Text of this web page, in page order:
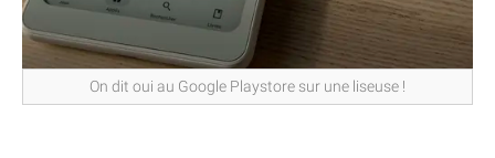
On dit oui au Google Playstore sur une liseuse !